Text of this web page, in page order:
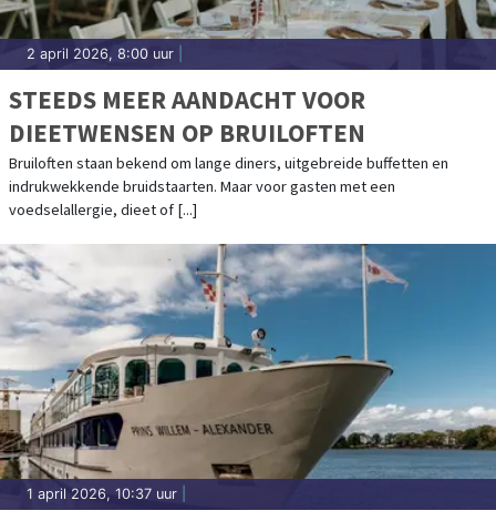
2 april 2026, 8:00 uur
STEEDS MEER AANDACHT VOOR
DIEETWENSEN OP BRUILOFTEN
Bruiloften staan bekend om lange diners, uitgebreide buffetten en
indrukwekkende bruidstaarten. Maar voor gasten met een
voedselallergie, dieet of [...]
1 april 2026, 10:37 uur